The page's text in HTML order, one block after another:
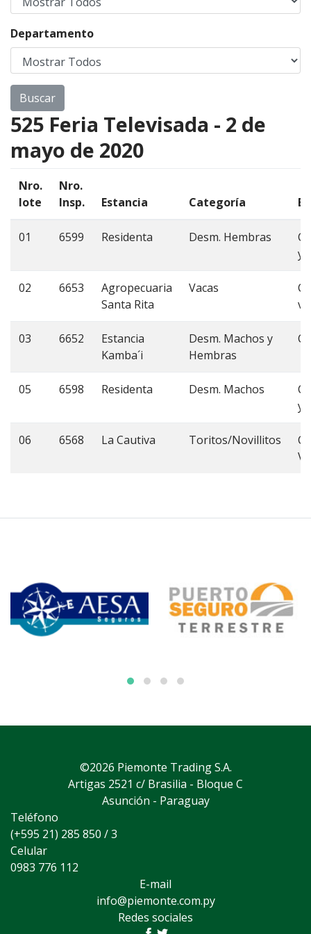
Departamento
525 Feria Televisada - 2 de
mayo de 2020
Nro.
lote
Nro.
Insp.
Estancia Categoría
01 6599 Residenta Desm. Hembras
y
02 6653
Agropecuaria
Santa Rita
Vacas
03 6652
Estancia
Kamba´i
Desm. Machos y
Hembras
05 6598 Residenta Desm. Machos
y
06 6568 La Cautiva Toritos/Novillitos
©2026 Piemonte Trading S.A.
Artigas 2521 c/ Brasilia - Bloque C
Asunción - Paraguay
Teléfono
(+595 21) 285 850 / 3
Celular
0983 776 112
E-mail
info@piemonte.com.py
Redes sociales